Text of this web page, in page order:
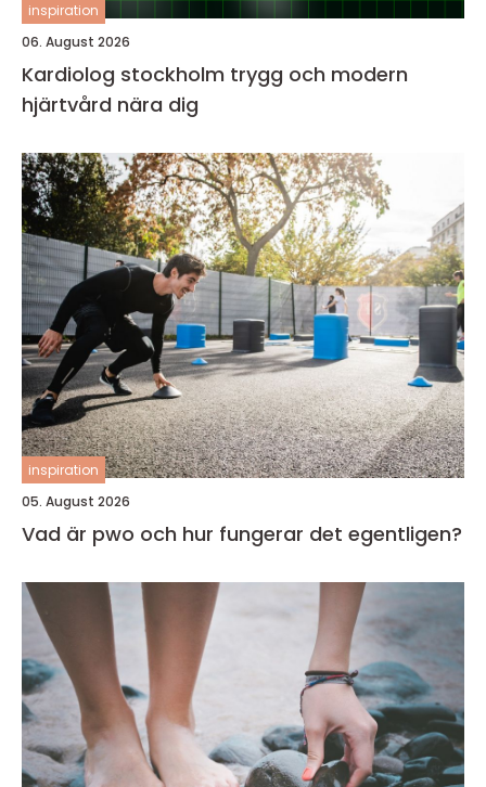
inspiration
06. August 2026
Kardiolog stockholm trygg och modern
hjärtvård nära dig
inspiration
05. August 2026
Vad är pwo och hur fungerar det egentligen?